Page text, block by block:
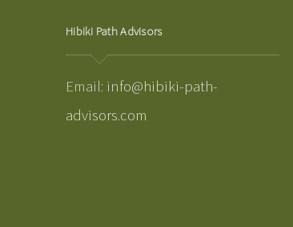
Hibiki Path Advisors
Email: info@hibiki-path-
advisors.com